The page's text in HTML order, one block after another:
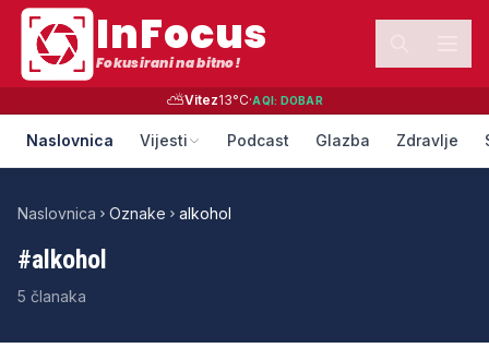
InFocus
Fokusirani na bitno!
⛅Vitez13°C·AQI: DOBAR
Naslovnica Vijesti Podcast Glazba Zdravlje
Naslovnica Oznake alkohol
#alkohol
5 članaka